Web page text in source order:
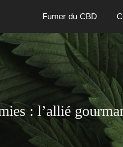
Fumer du CBD
: l’allié